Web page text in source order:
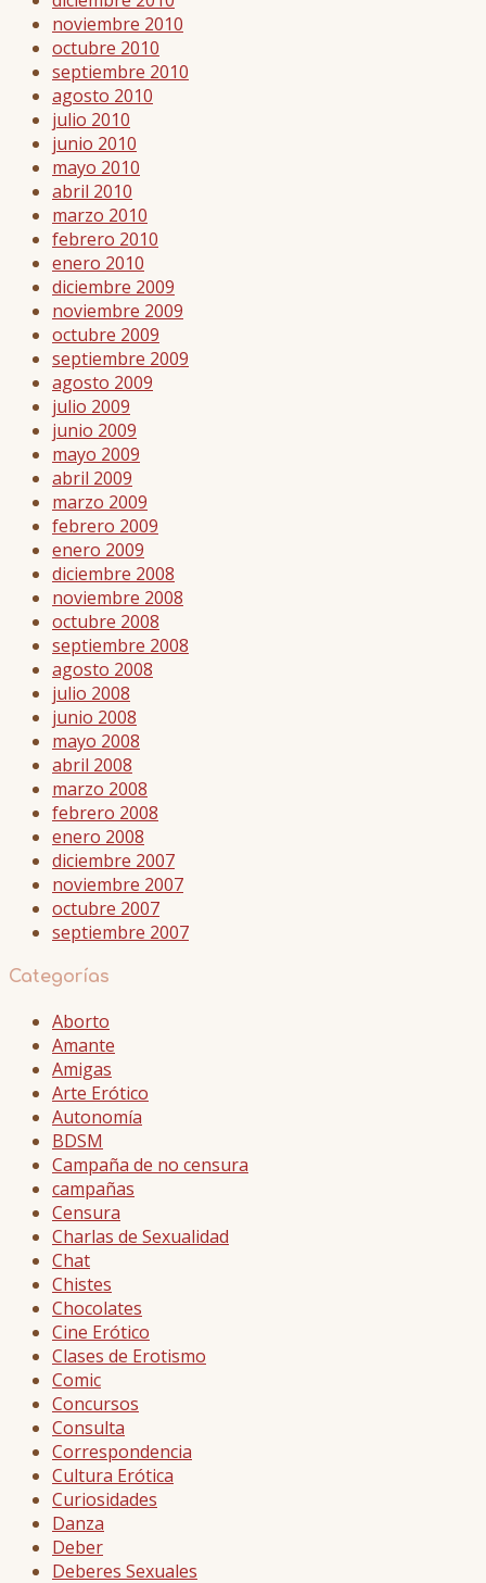
noviembre 2010
octubre 2010
septiembre 2010
agosto 2010
julio 2010
junio 2010
mayo 2010
abril 2010
marzo 2010
febrero 2010
enero 2010
diciembre 2009
noviembre 2009
octubre 2009
septiembre 2009
agosto 2009
julio 2009
junio 2009
mayo 2009
abril 2009
marzo 2009
febrero 2009
enero 2009
diciembre 2008
noviembre 2008
octubre 2008
septiembre 2008
agosto 2008
julio 2008
junio 2008
mayo 2008
abril 2008
marzo 2008
febrero 2008
enero 2008
diciembre 2007
noviembre 2007
octubre 2007
septiembre 2007
Categorías
Aborto
Amante
Amigas
Arte Erótico
Autonomía
BDSM
Campaña de no censura
campañas
Censura
Charlas de Sexualidad
Chat
Chistes
Chocolates
Cine Erótico
Clases de Erotismo
Comic
Concursos
Consulta
Correspondencia
Cultura Erótica
Curiosidades
Danza
Deber
Deberes Sexuales